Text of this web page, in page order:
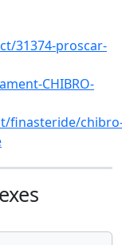
31374-proscar-
CHIBRO-
finasteride/